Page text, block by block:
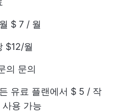
$ 7 / 월
$12/월
의 문의
유료 플랜에서 $ 5 / 작
용 가능